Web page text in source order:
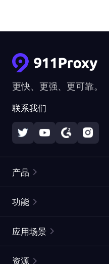
更快、更强、更可靠。
联系我们
产品
静态住宅代理
功能
ISP代理
应用场景
资源